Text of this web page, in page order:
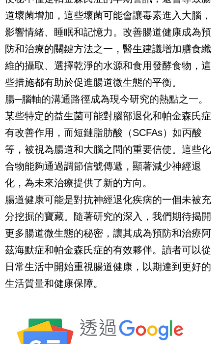
道壞菌增加，這些壞菌可能會讓毒素進入大腦，
影響情緒、睡眠和記憶力。改善腸道健康成為預
防和治療的關鍵方法之一，醫生建議增加膳食纖
維的攝取、選擇乾淨的水源和食用發酵食物，這
些措施都有助於促進腸道微生態的平衡。
腸─腦軸的溝通路徑成為現今研究的熱點之一。
某些特定的益生菌可能對腦部退化和帕金森氏症
有改善作用，而短鏈脂肪酸（SCFAs）如丙酸
等，被視為腸道和大腦之間的重要信使。這些化
合物能夠通過調節信號傳遞，顯著減少神經退
化，為未來治療提供了新的方向。
腸道健康可能是對抗神經退化疾病的一個未被充
分挖掘的寶藏。隨著研究的深入，我們期待揭開
更多腸道微生態的秘密，讓其成為預防和治療阿
茲海默症和帕金森氏症的有效夥伴。讀者可以從
日常生活中開始重視腸道健康，以期達到更好的
生活質量和健康保障。